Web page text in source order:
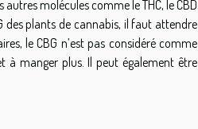
molécules comme le THC, le CBD
des plants de cannabis, il faut attendre
le CBG n’est pas considéré comme
à manger plus. Il peut également être